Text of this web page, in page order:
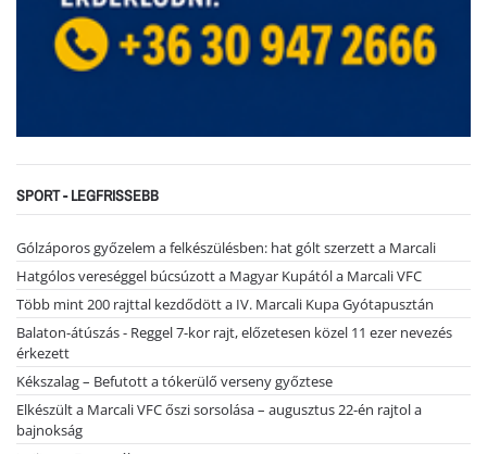
SPORT - LEGFRISSEBB
Gólzáporos győzelem a felkészülésben: hat gólt szerzett a Marcali
Hatgólos vereséggel búcsúzott a Magyar Kupától a Marcali VFC
Több mint 200 rajttal kezdődött a IV. Marcali Kupa Gyótapusztán
Balaton-átúszás - Reggel 7-kor rajt, előzetesen közel 11 ezer nevezés
érkezett
Kékszalag – Befutott a tókerülő verseny győztese
Elkészült a Marcali VFC őszi sorsolása – augusztus 22-én rajtol a
bajnokság